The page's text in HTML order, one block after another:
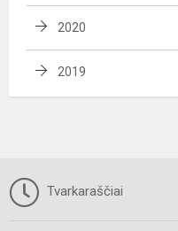
2020
2019
Tvarkaraščiai